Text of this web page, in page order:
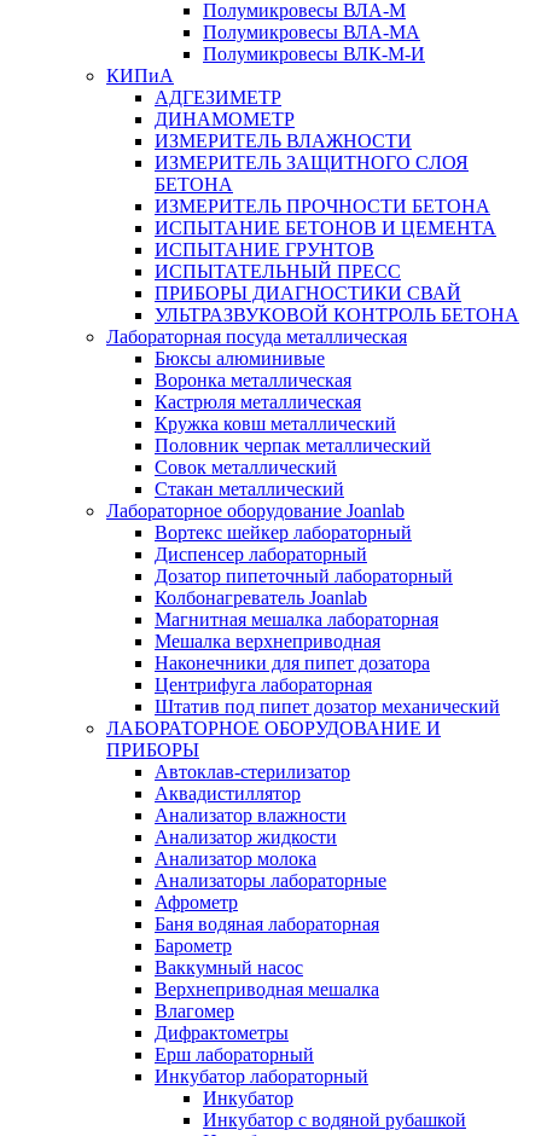
Полумикровесы ВЛА-М
Полумикровесы ВЛА-МА
Полумикровесы ВЛК-М-И
КИПиА
АДГЕЗИМЕТР
ДИНАМОМЕТР
ИЗМЕРИТЕЛЬ ВЛАЖНОСТИ
ИЗМЕРИТЕЛЬ ЗАЩИТНОГО СЛОЯ
БЕТОНА
ИЗМЕРИТЕЛЬ ПРОЧНОСТИ БЕТОНА
ИСПЫТАНИЕ БЕТОНОВ И ЦЕМЕНТА
ИСПЫТАНИЕ ГРУНТОВ
ИСПЫТАТЕЛЬНЫЙ ПРЕСС
ПРИБОРЫ ДИАГНОСТИКИ СВАЙ
УЛЬТРАЗВУКОВОЙ КОНТРОЛЬ БЕТОНА
Лабораторная посуда металлическая
Бюксы алюминивые
Воронка металлическая
Кастрюля металлическая
Кружка ковш металлический
Половник черпак металлический
Совок металлический
Стакан металлический
Лабораторное оборудование Joanlab
Вортекс шейкер лабораторный
Диспенсер лабораторный
Дозатор пипеточный лабораторный
Колбонагреватель Joanlab
Магнитная мешалка лабораторная
Мешалка верхнеприводная
Наконечники для пипет дозатора
Центрифуга лабораторная
Штатив под пипет дозатор механический
ЛАБОРАТОРНОЕ ОБОРУДОВАНИЕ И
ПРИБОРЫ
Автоклав-стерилизатор
Аквадистиллятор
Анализатор влажности
Анализатор жидкости
Анализатор молока
Анализаторы лабораторные
Афрометр
Баня водяная лабораторная
Барометр
Ваккумный насос
Верхнеприводная мешалка
Влагомер
Дифрактометры
Ерш лабораторный
Инкубатор лабораторный
Инкубатор
Инкубатор с водяной рубашкой